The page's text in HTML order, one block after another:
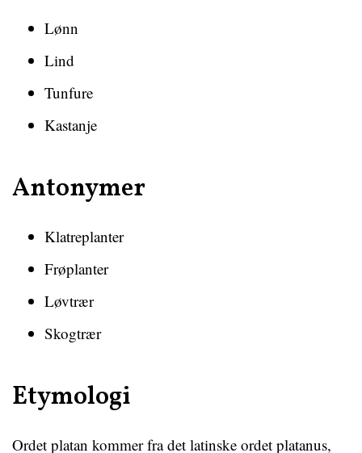
Lønn
Lind
Tunfure
Kastanje
Antonymer
Klatreplanter
Frøplanter
Løvtrær
Skogtrær
Etymologi
Ordet platan kommer fra det latinske ordet platanus,